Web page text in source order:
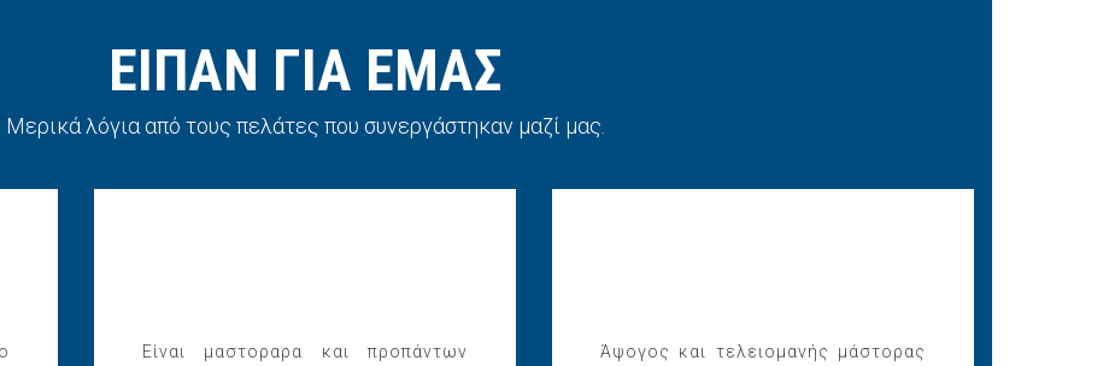
ΕΙΠΑΝ ΓΙΑ ΕΜΑΣ
Μερικά λόγια από τους πελάτες που συνεργάστηκαν μαζί μας.
Είναι μαστοραρα και προπάντων
Άψογος και τελειομανής μάστορας